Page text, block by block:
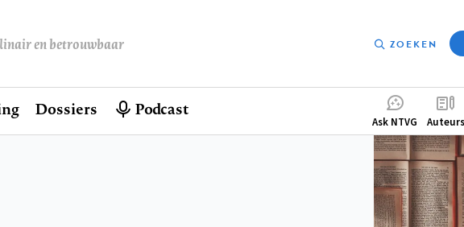
en betrouwbaar ZOEKEN
Dossiers Podcast
menu
Ask NTVG Auteurs